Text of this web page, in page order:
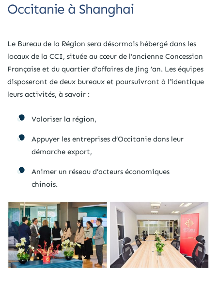
Occitanie à Shanghai
Le Bureau de la Région sera désormais hébergé dans les
locaux de la CCI, située au cœur de l’ancienne Concession
Française et du quartier d’affaires de Jing ’an. Les équipes
disposeront de deux bureaux et poursuivront à l’identique
leurs activités, à savoir :
Valoriser la région,
Appuyer les entreprises d’Occitanie dans leur
démarche export,
Animer un réseau d’acteurs économiques
chinois.